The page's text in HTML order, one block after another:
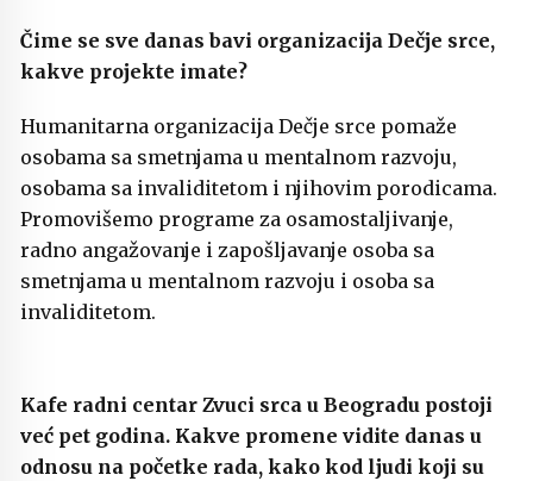
Čime se sve danas bavi organizacija Dečje srce,
kakve projekte imate?
Humanitarna organizacija Dečje srce pomaže
osobama sa smetnjama u mentalnom razvoju,
osobama sa invaliditetom i njihovim porodicama.
Promovišemo programe za osamostaljivanje,
radno angažovanje i zapošljavanje osoba sa
smetnjama u mentalnom razvoju i osoba sa
invaliditetom.
Kafe radni centar Zvuci srca u Beogradu postoji
već pet godina. Kakve promene vidite danas u
odnosu na početke rada, kako kod ljudi koji su